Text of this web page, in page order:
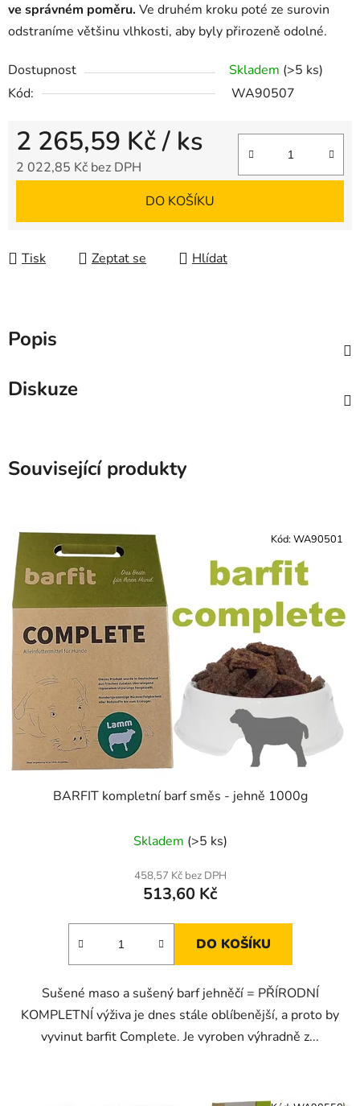
ve správném poměru. Ve druhém kroku poté ze surovin
odstraníme většinu vlhkosti, aby byly přirozeně odolné.
Dostupnost Skladem (>5 ks)
Kód:
WA90507
2 265,59 Kč/ ks
2 022,85 Kč bez DPH
DO KOŠÍKU
Tisk Zeptat se Hlídat
Popis
Diskuze
Související produkty
BARFIT kompletní barf směs - jehně 1000g
Skladem (>5 ks)
458,57 Kč bez DPH
513,60 Kč
DO KOŠÍKU
Sušené maso a sušený barf jehněčí = PŘÍRODNÍ
KOMPLETNÍ výživa je dnes stále oblíbenější, a proto by
vyvinut barfit Complete. Je vyroben výhradně z...
Kód: WA90501